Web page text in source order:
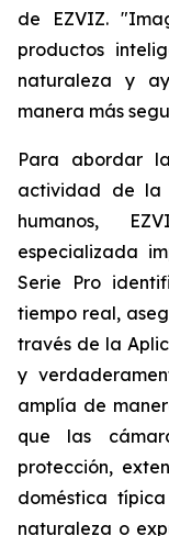
de EZVIZ.
productos
naturaleza y
manera más
Para abordar
actividad de la
humanos,
especializada
Serie Pro
tiempo real,
través de la
y
amplía de
que las
protección,
doméstica
naturaleza o